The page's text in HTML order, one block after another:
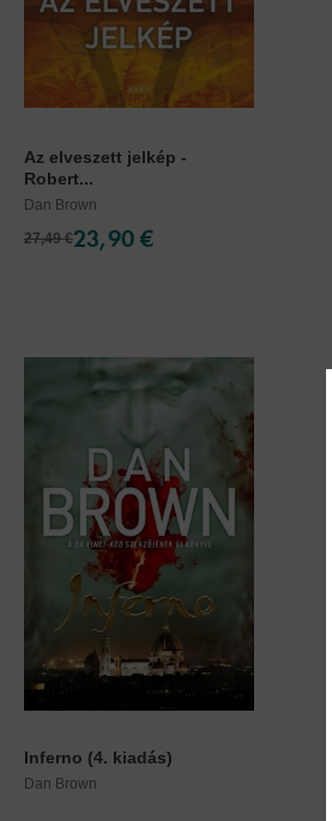
Az elveszett jelkép -
Robert...
Dan Brown
27,49 €23,90 €
Inferno (4. kiadás)
Dan Brown